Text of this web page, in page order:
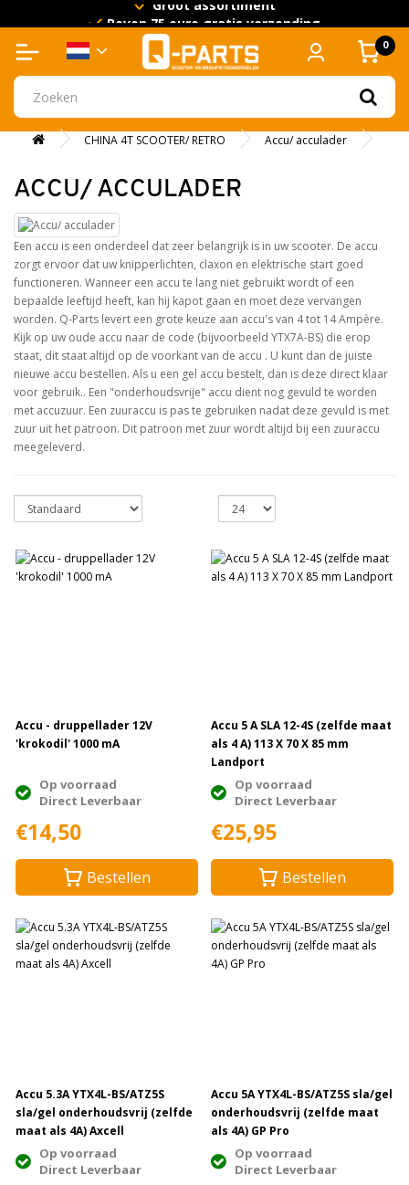
Groot assortiment
Boven 75 euro gratis verzending
0
CHINA 4T SCOOTER/ RETRO Accu/ acculader
ACCU/ ACCULADER
Een accu is een onderdeel dat zeer belangrijk is in uw scooter. De accu
zorgt ervoor dat uw knipperlichten, claxon en elektrische start goed
functioneren. Wanneer een accu te lang niet gebruikt wordt of een
bepaalde leeftijd heeft, kan hij kapot gaan en moet deze vervangen
worden. Q-Parts levert een grote keuze aan accu's van 4 tot 14 Ampère.
Kijk op uw oude accu naar de code (bijvoorbeeld YTX7A-BS) die erop
staat, dit staat altijd op de voorkant van de accu . U kunt dan de juiste
nieuwe accu bestellen. Als u een gel accu bestelt, dan is deze direct klaar
voor gebruik.. Een "onderhoudsvrije" accu dient nog gevuld te worden
met accuzuur. Een zuuraccu is pas te gebruiken nadat deze gevuld is met
zuur uit het patroon. Dit patroon met zuur wordt altijd bij een zuuraccu
meegeleverd.
Accu - druppellader 12V
'krokodil' 1000 mA
Op voorraad
Direct Leverbaar
€14,50
Bestellen
Accu 5 A SLA 12-4S (zelfde maat
als 4 A) 113 X 70 X 85 mm
Landport
Op voorraad
Direct Leverbaar
€25,95
Bestellen
Accu 5.3A YTX4L-BS/ATZ5S
sla/gel onderhoudsvrij (zelfde
maat als 4A) Axcell
Op voorraad
Direct Leverbaar
Accu 5A YTX4L-BS/ATZ5S sla/gel
onderhoudsvrij (zelfde maat
als 4A) GP Pro
Op voorraad
Direct Leverbaar